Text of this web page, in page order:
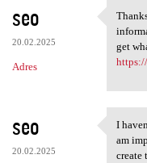
seo
20.02.2025
Adres
get
seo
20.02.2025
I
I
am
create